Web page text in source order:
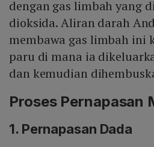
dengan gas limbah yang
dioksida. Aliran darah
membawa gas limbah ini
paru di mana ia
dan kemudian
Proses Pernapasan
1. Pernapasan Dada